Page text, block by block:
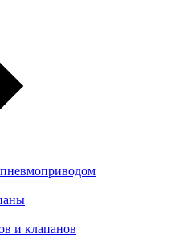
и клапанов